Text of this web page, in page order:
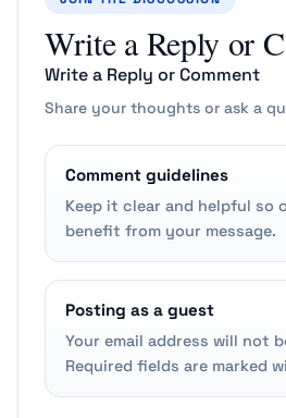
Write a Reply or
Write a Reply or Comment
Share your thoughts or ask a
Comment guidelines
Keep it clear and helpful so
benefit from your message.
Posting as a guest
Your email address will not
Required fields are marked